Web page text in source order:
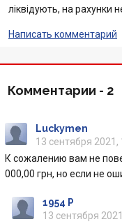
Карты
Счета для
ліквідують, на рахунки
Написать комментарий
Комментарии - 2
Luckymen
13 сентября 2021,
К сожалению вам не
000,00 грн, но если не
1954 P
13 сентября